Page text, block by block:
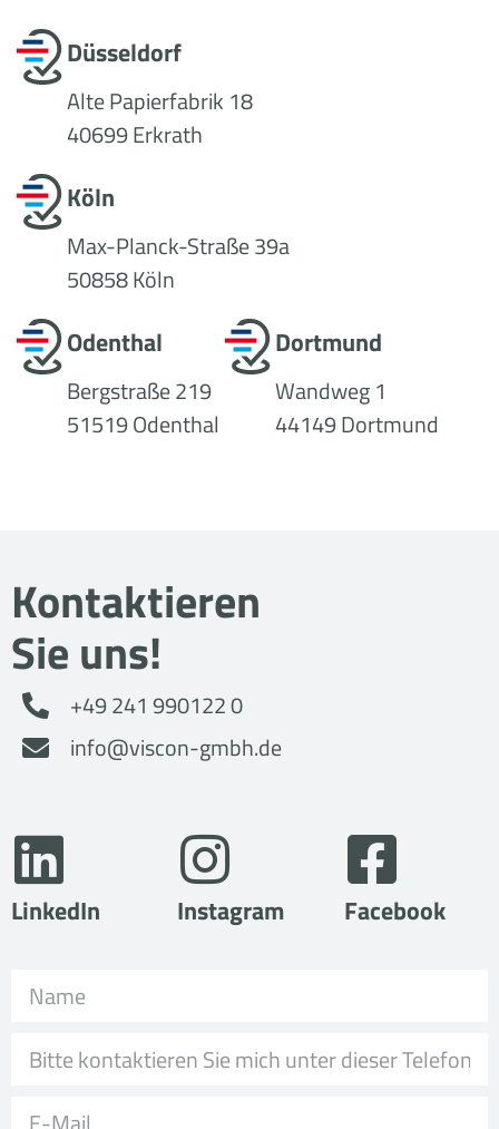
Düsseldorf
Alte Papierfabrik 18
40699 Erkrath
Köln
Max-Planck-Straße 39a
50858 Köln
Odenthal
Bergstraße 219
51519 Odenthal
Dortmund
Wandweg 1
44149 Dortmund
Kontaktieren
Sie uns!
+49 241 990122 0
info@viscon-gmbh.de
LinkedIn Instagram Facebook